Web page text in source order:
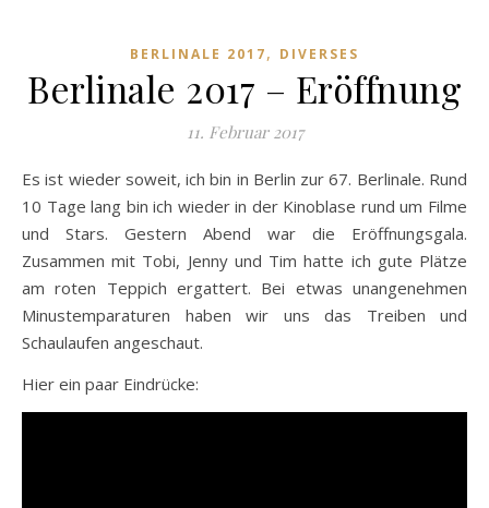
BERLINALE 2017, DIVERSES
Berlinale 2017 – Eröffnung
11. Februar 2017
Es ist wieder soweit, ich bin in Berlin zur 67. Berlinale. Rund
10 Tage lang bin ich wieder in der Kinoblase rund um Filme
und Stars. Gestern Abend war die Eröffnungsgala.
Zusammen mit Tobi, Jenny und Tim hatte ich gute Plätze
am roten Teppich ergattert. Bei etwas unangenehmen
Minustemparaturen haben wir uns das Treiben und
Schaulaufen angeschaut.
Hier ein paar Eindrücke: